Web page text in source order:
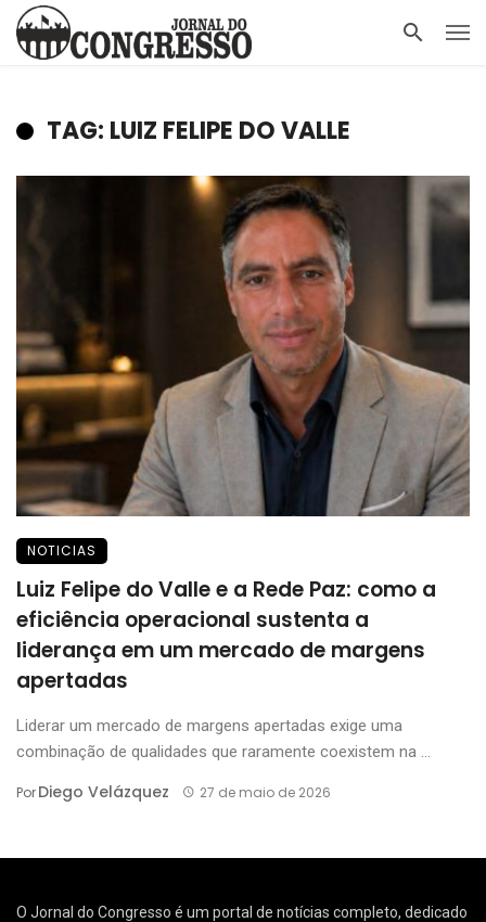
TAG: LUIZ FELIPE DO VALLE
NOTICIAS
Luiz Felipe do Valle e a Rede Paz: como a
eficiência operacional sustenta a
liderança em um mercado de margens
apertadas
Liderar um mercado de margens apertadas exige uma
combinação de qualidades que raramente coexistem na ...
PorDiego Velázquez 27 de maio de 2026
O Jornal do Congresso é um portal de notícias completo, dedicado